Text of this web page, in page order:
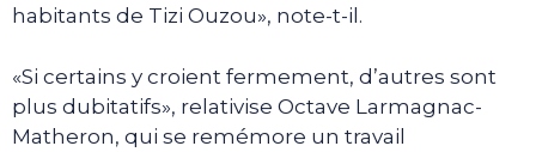
habitants de Tizi Ouzou», note-t-il.
«Si certains y croient fermement, d’autres sont
plus dubitatifs», relativise Octave Larmagnac-
Matheron, qui se remémore un travail